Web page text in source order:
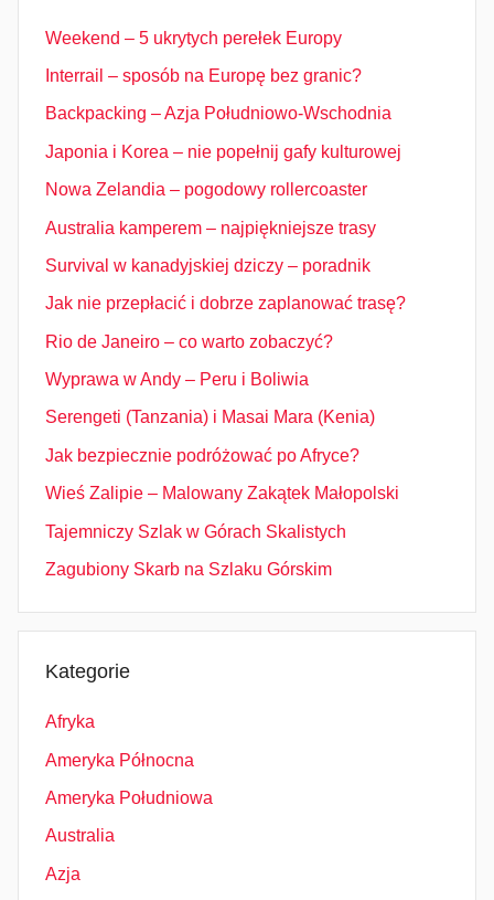
Weekend – 5 ukrytych perełek Europy
Interrail – sposób na Europę bez granic?
Backpacking – Azja Południowo-Wschodnia
Japonia i Korea – nie popełnij gafy kulturowej
Nowa Zelandia – pogodowy rollercoaster
Australia kamperem – najpiękniejsze trasy
Survival w kanadyjskiej dziczy – poradnik
Jak nie przepłacić i dobrze zaplanować trasę?
Rio de Janeiro – co warto zobaczyć?
Wyprawa w Andy – Peru i Boliwia
Serengeti (Tanzania) i Masai Mara (Kenia)
Jak bezpiecznie podróżować po Afryce?
Wieś Zalipie – Malowany Zakątek Małopolski
Tajemniczy Szlak w Górach Skalistych
Zagubiony Skarb na Szlaku Górskim
Kategorie
Afryka
Ameryka Północna
Ameryka Południowa
Australia
Azja